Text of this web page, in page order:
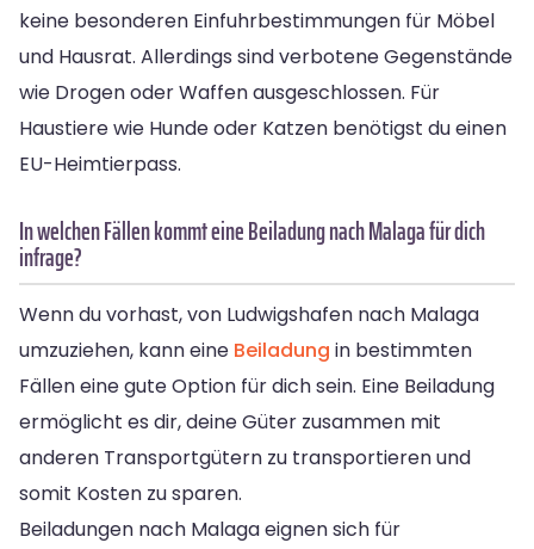
keine besonderen Einfuhrbestimmungen für Möbel
und Hausrat. Allerdings sind verbotene Gegenstände
wie Drogen oder Waffen ausgeschlossen. Für
Haustiere wie Hunde oder Katzen benötigst du einen
EU-Heimtierpass.
In welchen Fällen kommt eine Beiladung nach Malaga für dich
infrage?
Wenn du vorhast, von Ludwigshafen nach Malaga
umzuziehen, kann eine Beiladung in bestimmten
Fällen eine gute Option für dich sein. Eine Beiladung
ermöglicht es dir, deine Güter zusammen mit
anderen Transportgütern zu transportieren und
somit Kosten zu sparen.
Beiladungen nach Malaga eignen sich für